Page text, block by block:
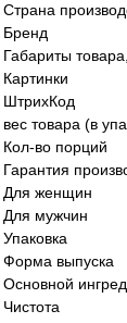
Страна
Бренд
Габариты
Картинки
ШтрихКод
вес товара (в
Кол-во порций
Гарантия
Для женщин
Для мужчин
Упаковка
Форма выпуска
Основной
Чистота